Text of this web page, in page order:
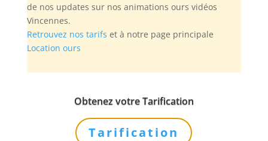
de nos updates sur nos animations ours vidéos
Vincennes.
Retrouvez nos tarifs et à notre page principale
Location ours
Obtenez votre Tarification
Tarification